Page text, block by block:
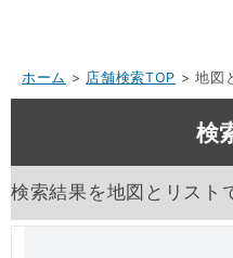
ホーム > 店舗検索TOP > 地図
検
検索結果を地図とリスト